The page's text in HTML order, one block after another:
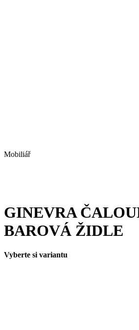
Mobiliář
GINEVRA
BAROVÁ ŽIDLE
Vyberte si variantu